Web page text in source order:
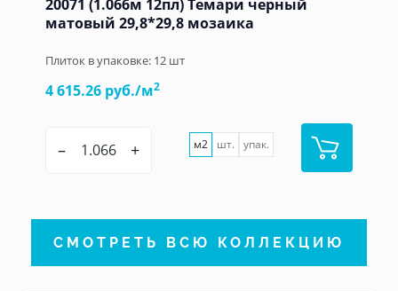
20071 (1.066м 12пл) Темари черный
матовый 29,8*29,8 мозаика
Плиток в упаковке: 12 шт
4 615.26 руб./м2
– + м2 шт. упак.
СМОТРЕТЬ ВСЮ КОЛЛЕКЦИЮ